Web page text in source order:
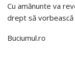
Cu amănunte va
drept să
Buciumul.ro